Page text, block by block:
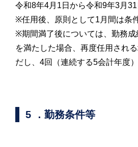
令和8年4月1日から令和9年3月
※任用後、原則として1月間は条
※期間満了後については、勤務
を満たした場合、再度任用され
だし、4回（連続する5会計年度）
5 ．勤務条件等